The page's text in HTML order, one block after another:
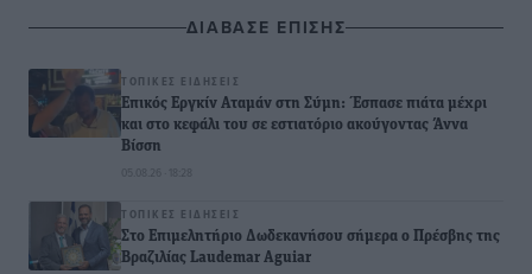
ΔΙΑΒΑΣΕ ΕΠΙΣΗΣ
ΤΟΠΙΚΈΣ ΕΙΔΉΣΕΙΣ
Επικός Εργκίν Αταμάν στη Σύμη: Έσπασε πιάτα μέχρι
και στο κεφάλι του σε εστιατόριο ακούγοντας Άννα
Βίσση
05.08.26 · 18:28
ΤΟΠΙΚΈΣ ΕΙΔΉΣΕΙΣ
Στο Επιμελητήριο Δωδεκανήσου σήμερα ο Πρέσβης της
Βραζιλίας Laudemar Aguiar